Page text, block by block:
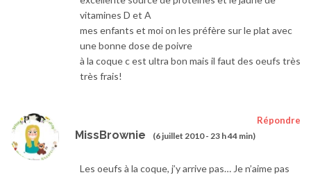
vitamines D et A
mes enfants et moi on les préfère sur le plat avec
une bonne dose de poivre
à la coque c est ultra bon mais il faut des oeufs très
très frais!
MissBrownie (6 juillet 2010 - 23 h 44 min)
Répondre
Les oeufs à la coque, j’y arrive pas… Je n’aime pas